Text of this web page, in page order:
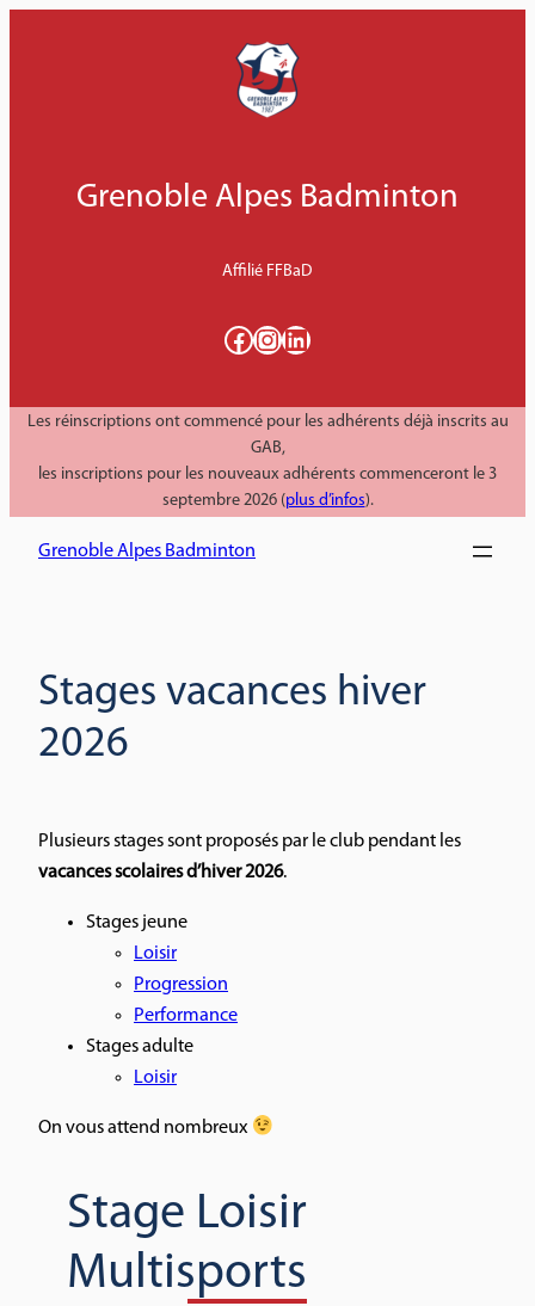
Grenoble Alpes Badminton
Affilié FFBaD
Facebook InstagramLinkedIn
Les réinscriptions ont commencé pour les adhérents déjà inscrits au
GAB,
les inscriptions pour les nouveaux adhérents commenceront le 3
septembre 2026 (plus d’infos).
Grenoble Alpes Badminton
Stages vacances hiver
2026
Plusieurs stages sont proposés par le club pendant les
vacances scolaires d’hiver 2026.
Stages jeune
Loisir
Progression
Performance
Stages adulte
Loisir
On vous attend nombreux
Stage Loisir
Multisports